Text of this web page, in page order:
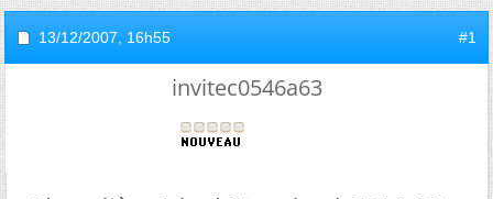
13/12/2007, 16h55 #1
invitec0546a63